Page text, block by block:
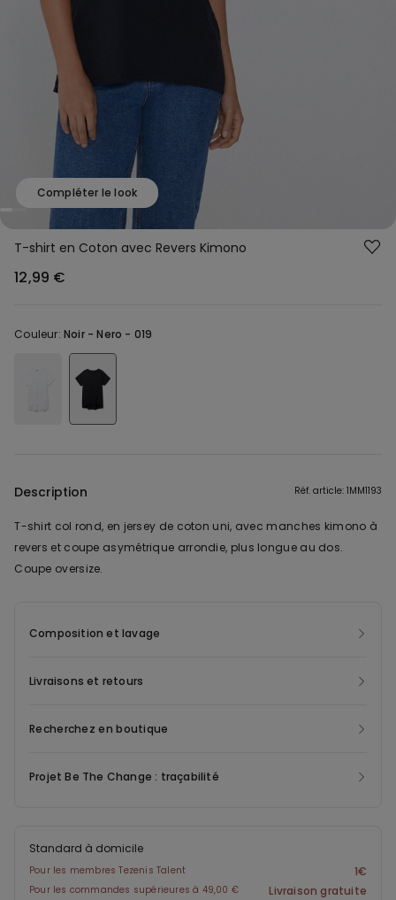
Compléter le look
T-shirt en Coton avec Revers Kimono
12,99 €
Couleur:Noir -Nero - 019
Description Réf. article: 1MM1193
T-shirt col rond, en jersey de coton uni, avec manches kimono à
revers et coupe asymétrique arrondie, plus longue au dos.
Coupe oversize.
Composition et lavage
Livraisons et retours
Recherchez en boutique
Projet Be The Change : traçabilité
Standard à domicile
Pour les membres Tezenis Talent 1€
Pour les commandes supérieures à 49,00 € Livraison gratuite